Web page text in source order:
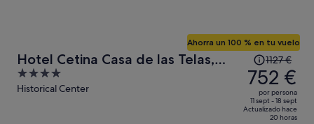
Hotel Cetina Casa de las Telas,
Sevilla
4
out
Historical Center
Ahorra un 100 % en tu vuelo
El
precio
era
de
1127 €,
1127 €
752 €
por persona
11 sept - 18 sept
Actualizado hace
20 horas